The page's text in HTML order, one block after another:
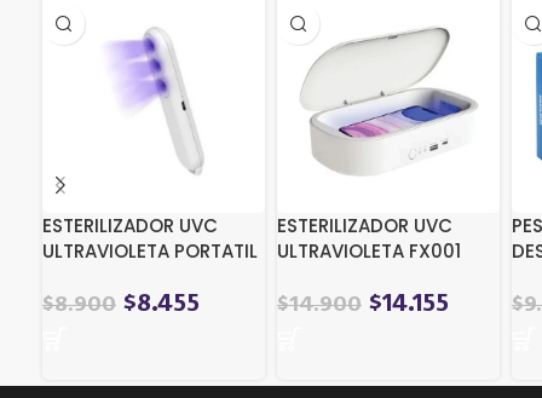
ESTERILIZADOR UVC
ULTRAVIOLETA PORTATIL
$8.900 $8.455
ESTERILIZADOR UVC
ULTRAVIOLETA FX001
$14.900 $14.155 $